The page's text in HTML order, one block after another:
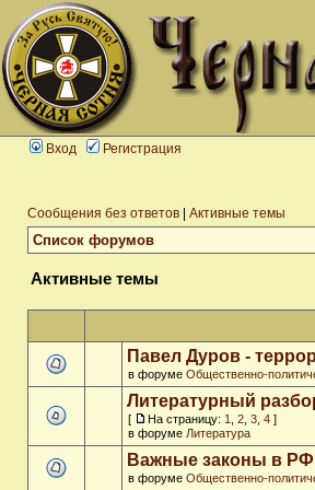
Вход Регистрация
Сообщения без ответов Активные темы
Список форумов
Активные темы
Павел Дуров -
в форуме Общественно-
Литературный
[ На страницу: 1 2 3 4 ]
в форуме Литература
Важные законы в РФ
в форуме Общественно-